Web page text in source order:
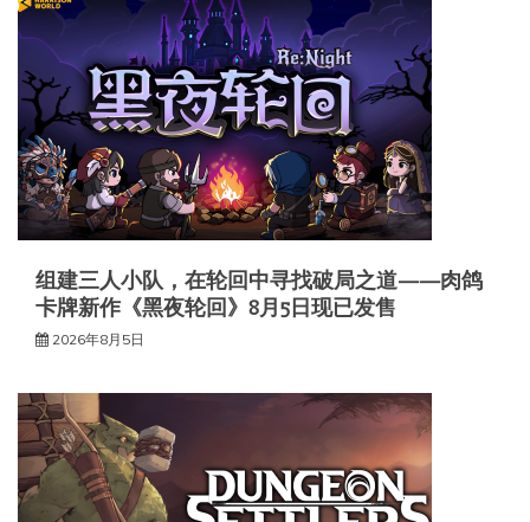
组建三人小队，在轮回中寻找破局之道——肉鸽
卡牌新作《黑夜轮回》8月5日现已发售
2026年8月5日